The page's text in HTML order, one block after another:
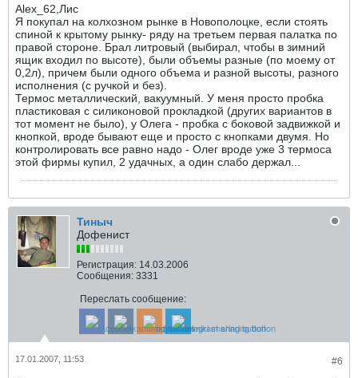
Alex_62,Лис
Я покупал на колхозном рынке в Новополоцке, если стоять
спиной к крытому рынку- ряду на третьем первая палатка по
правой стороне. Брал литровый (выбирал, чтобы в зимний
ящик входил по высоте), были объемы разные (по моему от
0,2л), причем были одного объема и разной высоты, разного
исполнения (с ручкой и без).
Термос металлический, вакуумный. У меня просто пробка
пластиковая с силиконовой прокладкой (других вариантов в
тот момент не было), у Олега - пробка с боковой задвижкой и
кнопкой, вроде бывают еще и просто с кнопками двумя. Но
контролировать все равно надо - Олег вроде уже 3 термоса
этой фирмы купил, 2 удачных, а один слабо держал...
Тиныч
Дофенист
Регистрация: 14.03.2006
Сообщения: 3331
Переслать сообщение:
#6
17.01.2007, 11:53